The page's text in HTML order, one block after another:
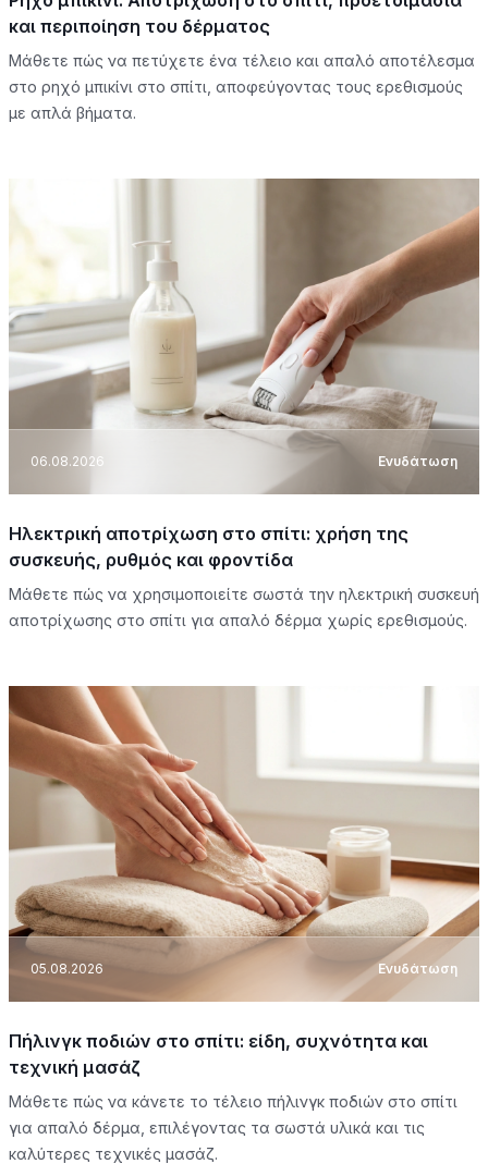
και περιποίηση του δέρματος
Μάθετε πώς να πετύχετε ένα τέλειο και απαλό αποτέλεσμα
στο ρηχό μπικίνι στο σπίτι, αποφεύγοντας τους ερεθισμούς
με απλά βήματα.
06.08.2026 Ενυδάτωση
Ηλεκτρική αποτρίχωση στο σπίτι: χρήση της
συσκευής, ρυθμός και φροντίδα
Μάθετε πώς να χρησιμοποιείτε σωστά την ηλεκτρική συσκευή
αποτρίχωσης στο σπίτι για απαλό δέρμα χωρίς ερεθισμούς.
05.08.2026 Ενυδάτωση
Πήλινγκ ποδιών στο σπίτι: είδη, συχνότητα και
τεχνική μασάζ
Μάθετε πώς να κάνετε το τέλειο πήλινγκ ποδιών στο σπίτι
για απαλό δέρμα, επιλέγοντας τα σωστά υλικά και τις
καλύτερες τεχνικές μασάζ.